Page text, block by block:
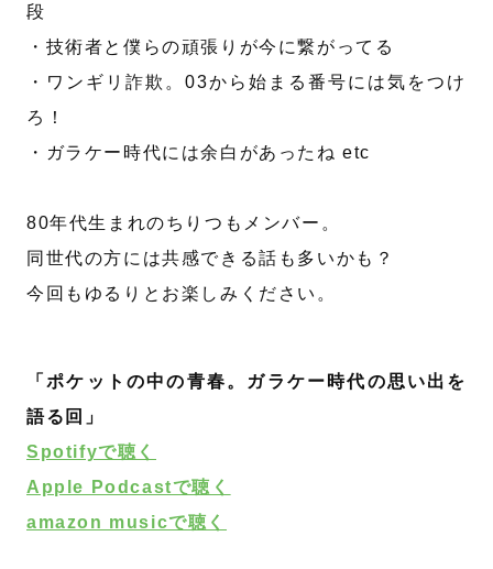
段
・技術者と僕らの頑張りが今に繋がってる
・ワンギリ詐欺。03から始まる番号には気をつけ
ろ！
・ガラケー時代には余白があったね etc
80年代生まれのちりつもメンバー。
同世代の方には共感できる話も多いかも？
今回もゆるりとお楽しみください。
「ポケットの中の青春。ガラケー時代の思い出を
語る回」
Spotifyで聴く
Apple Podcastで聴く
amazon musicで聴く